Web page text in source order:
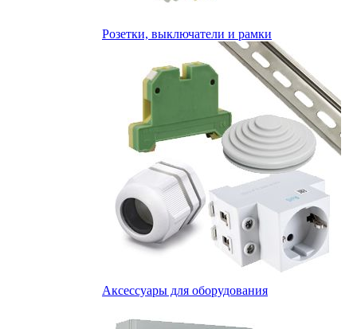
Розетки, выключатели и рамки
Аксессуары для оборудования